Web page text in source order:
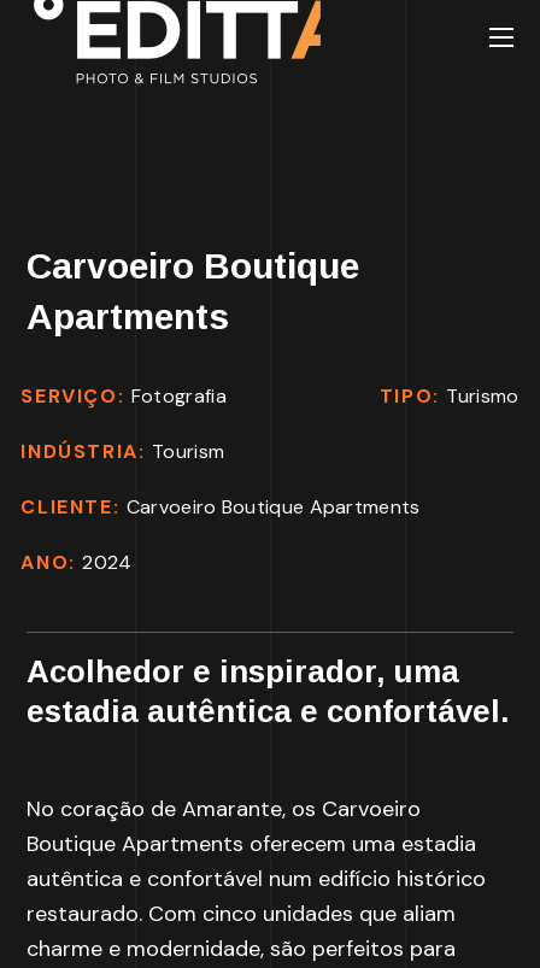
Carvoeiro Boutique
Apartments
SERVIÇO: Fotografia TIPO: Turismo
INDÚSTRIA: Tourism
CLIENTE: Carvoeiro Boutique Apartments
ANO:2024
Acolhedor e inspirador, uma
estadia autêntica e confortável.
No coração de Amarante, os Carvoeiro
Boutique Apartments oferecem uma estadia
autêntica e confortável num edifício histórico
restaurado. Com cinco unidades que aliam
charme e modernidade, são perfeitos para